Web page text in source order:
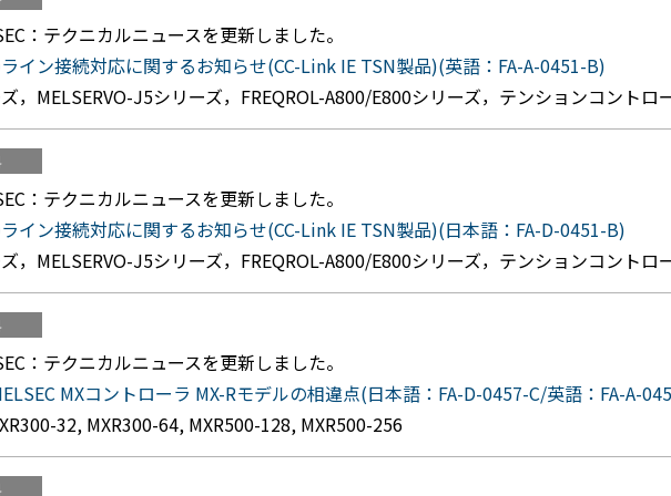
：テクニカルニュースを更新しました。
イン接続対応に関するお知らせ(CC-Link IE TSN製品)(英語：FA-A-0451-B)
，MELSERVO-J5シリーズ，FREQROL-A800/E800シリーズ，テンションコントロ
：テクニカルニュースを更新しました。
イン接続対応に関するお知らせ(CC-Link IE TSN製品)(日本語：FA-D-0451-B)
，MELSERVO-J5シリーズ，FREQROL-A800/E800シリーズ，テンションコントロ
：テクニカルニュースを更新しました。
MXコントローラ MX-Rモデルの相違点(日本語：FA-D-0457-C/英語：FA-A-
32, MXR300-64, MXR500-128, MXR500-256